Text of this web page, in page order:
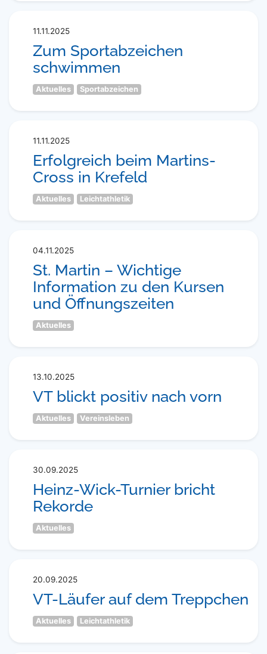
11.11.2025
Zum Sportabzeichen
schwimmen
Aktuelles Sportabzeichen
11.11.2025
Erfolgreich beim Martins-
Cross in Krefeld
Aktuelles Leichtathletik
04.11.2025
St. Martin – Wichtige
Information zu den Kursen
und Öffnungszeiten
Aktuelles
13.10.2025
VT blickt positiv nach vorn
Aktuelles Vereinsleben
30.09.2025
Heinz-Wick-Turnier bricht
Rekorde
Aktuelles
20.09.2025
VT-Läufer auf dem Treppchen
Aktuelles Leichtathletik